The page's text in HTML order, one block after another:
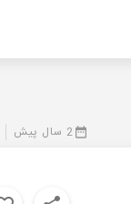
2 سال پیش